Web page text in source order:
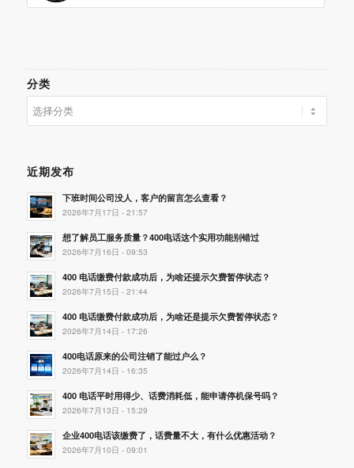
分类
类
近期发布
下班时间公司没人，客户的留言怎么查看？
2026年7月17日 - 21:57
想了解员工服务质量？400电话这个实用功能别错过
2026年7月16日 - 09:53
400 电话缴费付款成功后，为啥还提示欠费暂停状态？
2026年7月15日 - 21:44
400 电话缴费付款成功后，为啥还是提示欠费暂停状态？
2026年7月14日 - 17:26
400电话原来的公司注销了能过户么？
2026年7月14日 - 16:35
400 电话平时用得少、话费消耗低，能申请停机保号吗？
2026年7月13日 - 15:29
企业400电话该缴费了，话费量不大，有什么优惠活动？
2026年7月10日 - 09:01